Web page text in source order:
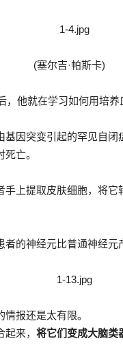
(塞尔吉·帕斯卡)
他就在学习如何用培养
因突变引起的罕见自
亡。
上提取皮肤细胞，将
的神经元比普通神经元
报还是太有限。
来， 将它们变成大脑类